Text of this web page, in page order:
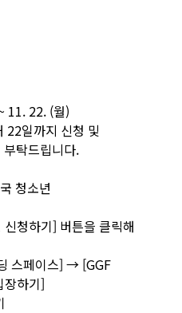
11. 22. (월)
일까지 신청 및
탁드립니다.
청소년
청하기] 버튼을 클릭해
스페이스] → [GGF
하기]